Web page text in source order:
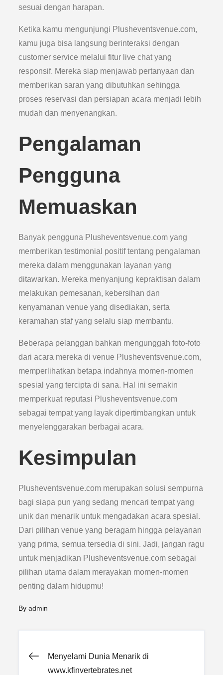
sesuai dengan harapan.
Ketika kamu mengunjungi Plusheventsvenue.com,
kamu juga bisa langsung berinteraksi dengan
customer service melalui fitur live chat yang
responsif. Mereka siap menjawab pertanyaan dan
memberikan saran yang dibutuhkan sehingga
proses reservasi dan persiapan acara menjadi lebih
mudah dan menyenangkan.
Pengalaman
Pengguna
Memuaskan
Banyak pengguna Plusheventsvenue.com yang
memberikan testimonial positif tentang pengalaman
mereka dalam menggunakan layanan yang
ditawarkan. Mereka menyanjung kepraktisan dalam
melakukan pemesanan, kebersihan dan
kenyamanan venue yang disediakan, serta
keramahan staf yang selalu siap membantu.
Beberapa pelanggan bahkan mengunggah foto-foto
dari acara mereka di venue Plusheventsvenue.com,
memperlihatkan betapa indahnya momen-momen
spesial yang tercipta di sana. Hal ini semakin
memperkuat reputasi Plusheventsvenue.com
sebagai tempat yang layak dipertimbangkan untuk
menyelenggarakan berbagai acara.
Kesimpulan
Plusheventsvenue.com merupakan solusi sempurna
bagi siapa pun yang sedang mencari tempat yang
unik dan menarik untuk mengadakan acara spesial.
Dari pilihan venue yang beragam hingga pelayanan
yang prima, semua tersedia di sini. Jadi, jangan ragu
untuk menjadikan Plusheventsvenue.com sebagai
pilihan utama dalam merayakan momen-momen
penting dalam hidupmu!
Byadmin
Post
Menyelami Dunia Menarik di
www.kfinvertebrates.net